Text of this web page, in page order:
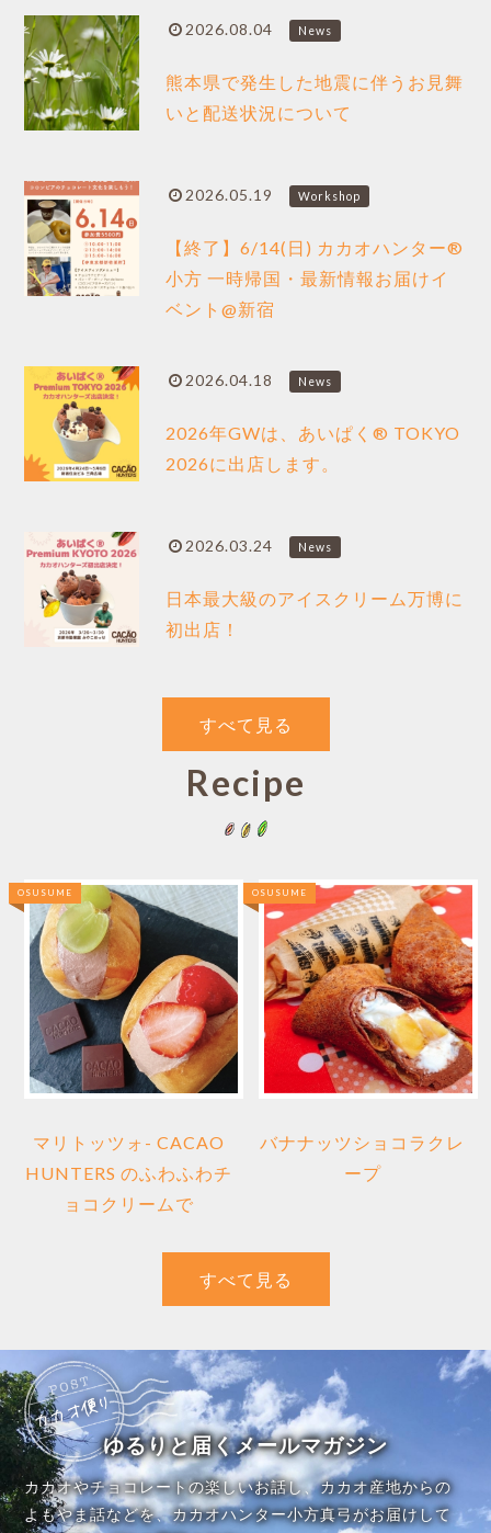
2026.08.04 News
熊本県で発生した地震に伴うお見舞
いと配送状況について
2026.05.19 Workshop
【終了】6/14(日) カカオハンター®︎
小方 一時帰国・最新情報お届けイ
ベント@新宿
2026.04.18 News
2026年GWは、あいぱく® TOKYO
2026に出店します。
2026.03.24 News
日本最大級のアイスクリーム万博に
初出店！
すべて見る
Recipe
OSUSUME
マリトッツォ- CACAO
HUNTERS のふわふわチ
ョコクリームで
OSUSUME
バナナッツショコラクレ
ープ
すべて見る
ゆるりと届くメールマガジン
カカオやチョコレートの楽しいお話し、カカオ産地からの
よもやま話などを、カカオハンター小方真弓がお届けして